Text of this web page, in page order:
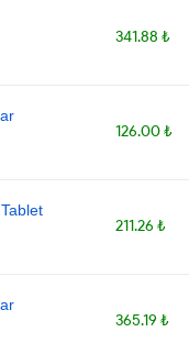
341.88 ₺
126.00 ₺
211.26 ₺
365.19 ₺